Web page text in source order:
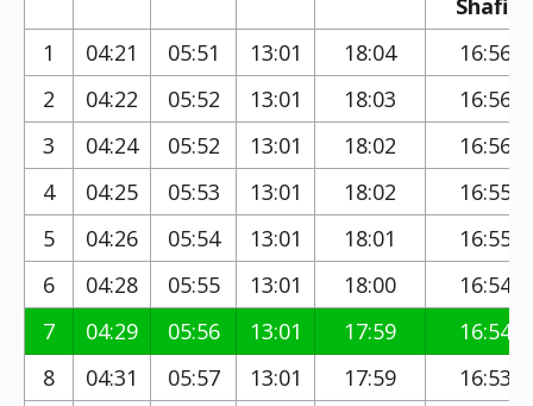
Shafi)
1
04:21 05:51 13:01 18:04
16:56
2
04:22 05:52 13:01 18:03
16:56
3
04:24 05:52 13:01 18:02
16:56
4
04:25 05:53 13:01 18:02
16:55
5
04:26 05:54 13:01 18:01
16:55
6
04:28 05:55 13:01 18:00
16:54
7
04:29 05:56 13:01 17:59
16:54
8
04:31 05:57 13:01 17:59
16:53